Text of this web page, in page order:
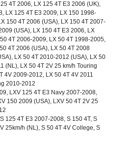
4T 2006, LX 125 4T E3 2006 (UK),
LX 125 4T E3 2009, LX 150 1998-
150 4T 2006 (USA), LX 150 4T 2007-
(USA), LX 150 4T E3 2006, LX
4T 2006-2009, LX 50 4T 1998-2005,
4T 2006 (USA), LX 50 4T 2008
LX 50 4T 2010-2012 (USA), LX 50
(NL), LX 50 4T 2V 25 km/h Touring
4V 2009-2012, LX 50 4T 4V 2011
2010-2012
LXV 125 4T E3 Navy 2007-2008,
150 2009 (USA), LXV 50 4T 2V 25
125 4T E3 2007-2008, S 150 4T, S
25km/h (NL), S 50 4T 4V College, S